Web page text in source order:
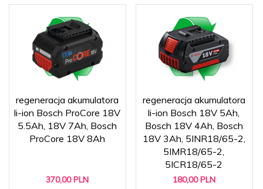
regeneracja akumulatora
li-ion Bosch ProCore 18V
5.5Ah, 18V 7Ah, Bosch
ProCore 18V 8Ah
370,00 PLN
regeneracja akumulatora
li-ion Bosch 18V 5Ah,
Bosch 18V 4Ah, Bosch
18V 3Ah, 5INR18/65-2,
5IMR18/65-2,
5ICR18/65-2
180,00 PLN